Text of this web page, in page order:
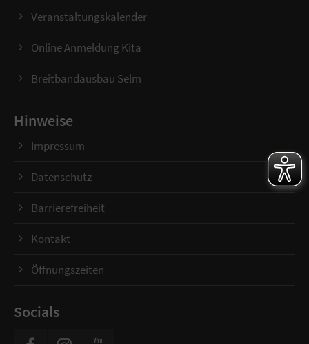
Veranstaltungskalender
Online Anmeldung Kita
Breitbandausbau Selm
Hinweise
Impressum
Datenschutz
Barrierefreiheit
Kontakt
Öffnungszeiten
Socials